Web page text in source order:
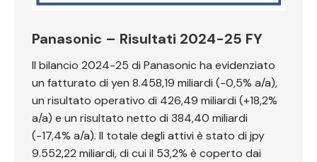
Panasonic – Risultati 2024-25 FY
Il bilancio 2024-25 di Panasonic ha evidenziato
un fatturato di yen 8.458,19 miliardi (-0,5% a/a),
un risultato operativo di 426,49 miliardi (+18,2%
a/a) e un risultato netto di 384,40 miliardi
(-17,4% a/a). Il totale degli attivi è stato di jpy
9.552,22 miliardi, di cui il 53,2% è coperto dai